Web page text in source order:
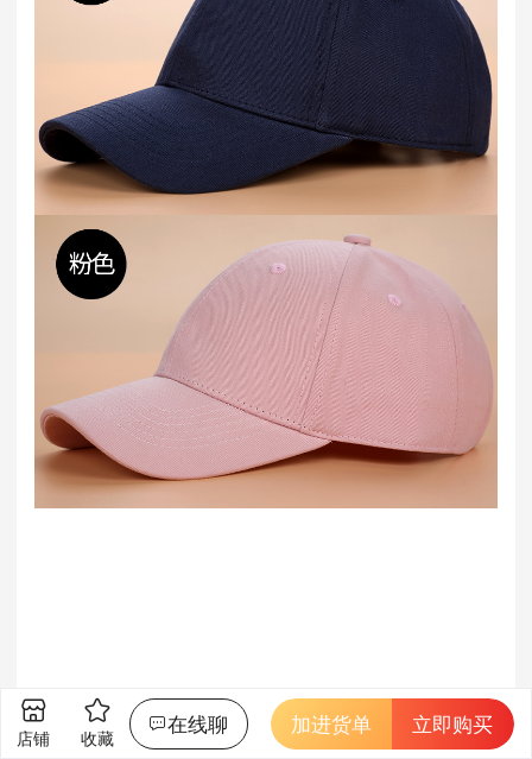
店铺 收藏
在线聊 加进货单 立即购买